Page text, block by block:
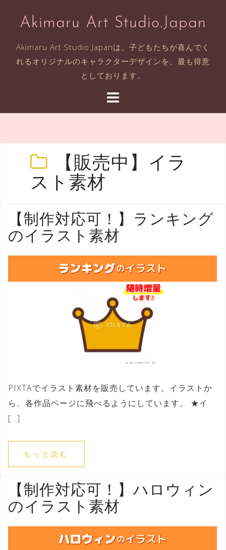
キ
プ
Akimaru Art Studio.Japan
Akimaru Art Studio.Japanは、子どもたちが喜んでく
れるオリジナルのキャラクターデザインを、最も得意
としております。
【販売中】イラ
スト素材
【制作対応可！】ランキング
のイラスト素材
PIXTAでイラスト素材を販売しています。イラストか
ら、各作品ページに飛べるようにしています。 ★イ
[…]
もっと読む
【制作対応可！】ハロウィン
のイラスト素材